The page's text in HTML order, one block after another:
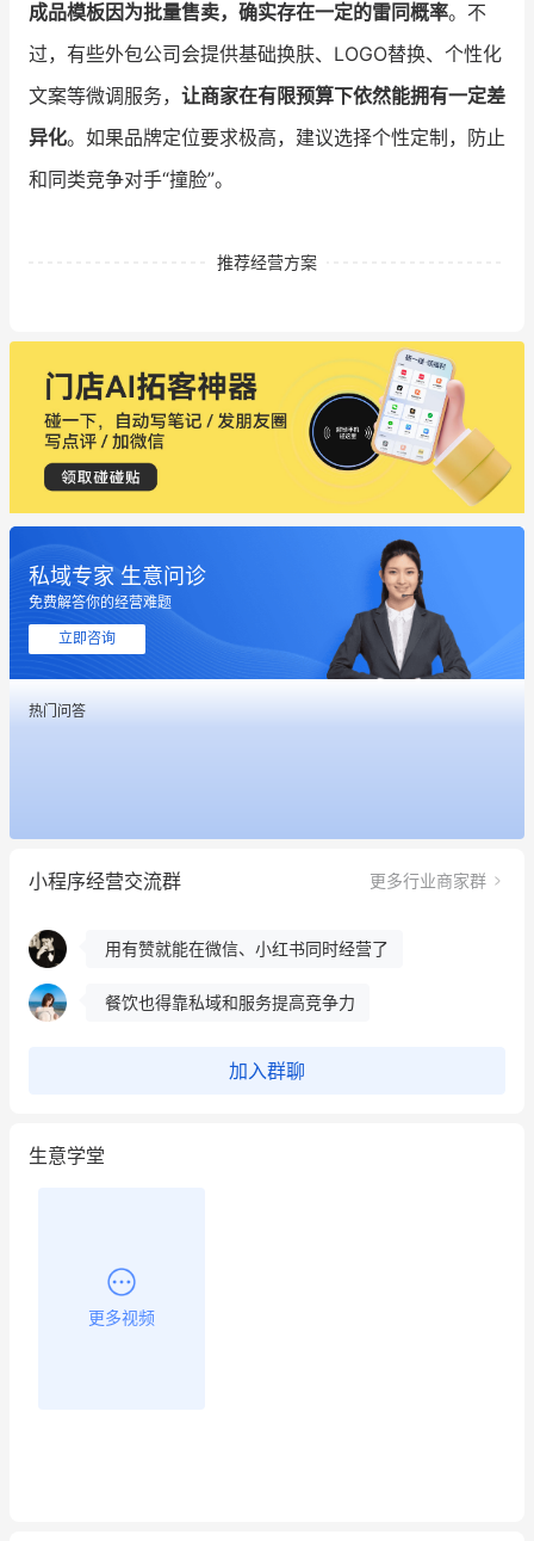
成品模板因为批量售卖，确实存在一定的雷同概率。不
过，有些外包公司会提供基础换肤、LOGO替换、个性化
文案等微调服务， 让商家在有限预算下依然能拥有一定差
异化。如果品牌定位要求极高，建议选择个性定制，防止
和同类竞争对手“撞脸”。
推荐经营方案
私域专家 生意问诊
免费解答你的经营难题
立即咨询
热门问答
小程序经营交流群 更多行业商家群
这个营销策划案例推荐大家看一下
用有赞就能在微信、小红书同时经营了
冰墩墩货源充足需要的联系我
这个营销策划案例推荐大家看一下
用有赞就能在微信、小红书同时经营了
餐饮也得靠私域和服务提高竞争力
加入群聊
生意学堂
更多视频